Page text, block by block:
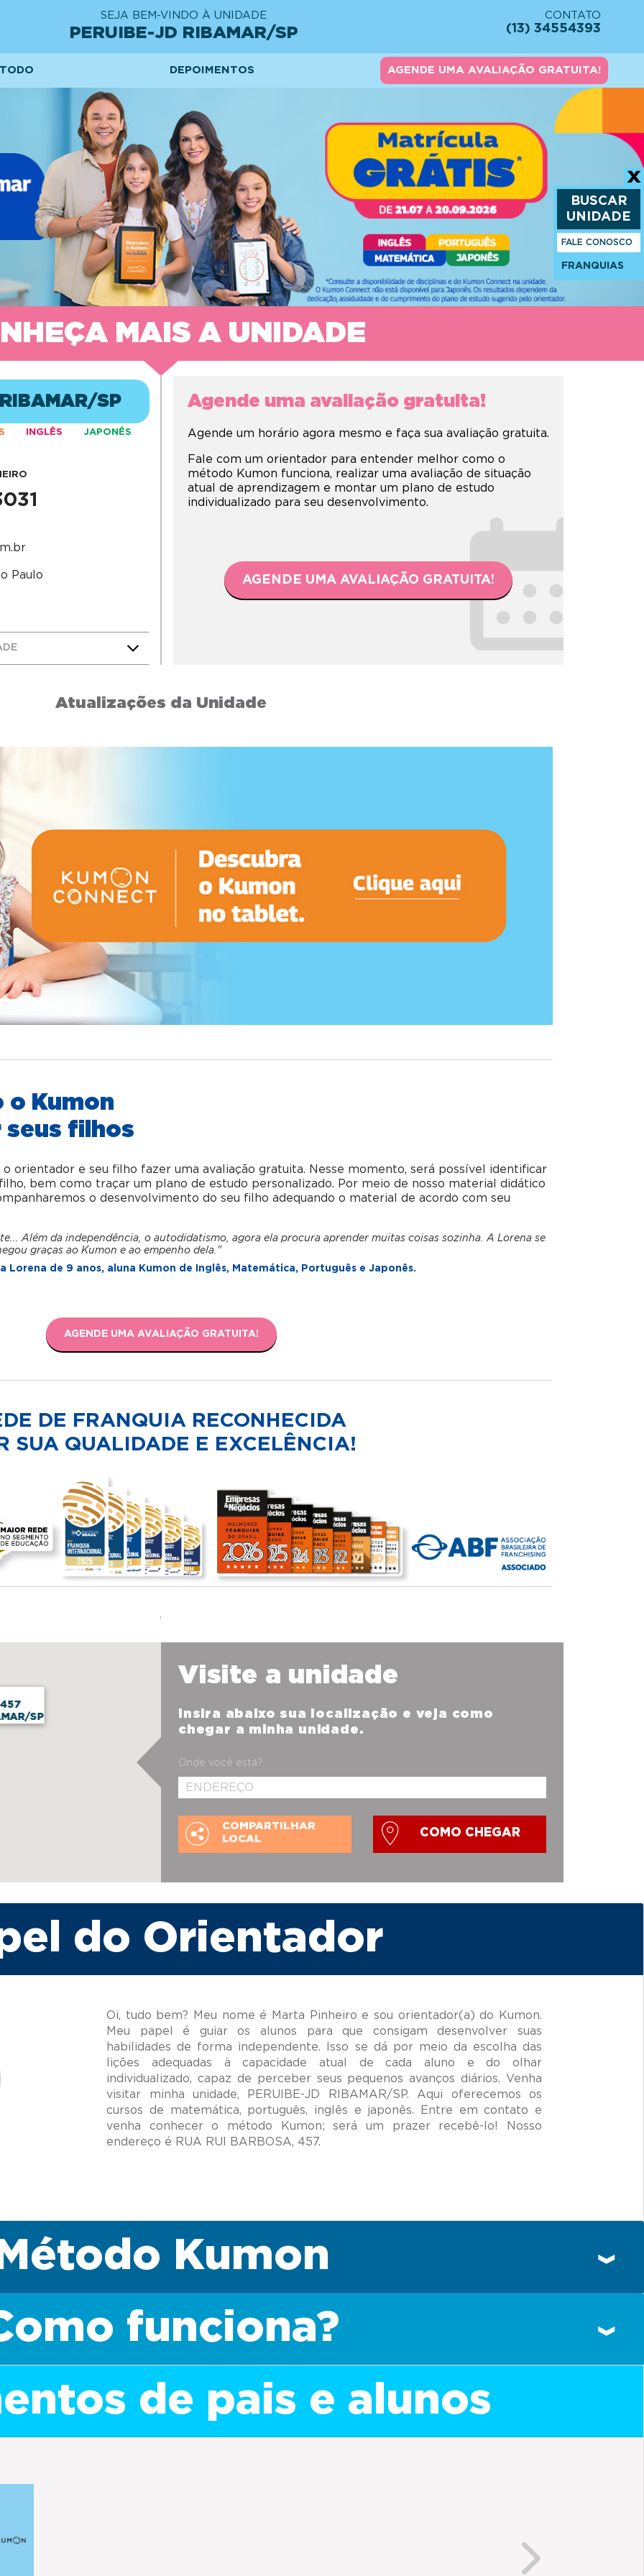
SEJA BEM-VINDO À UNIDADE
PERUIBE-JD RIBAMAR/SP
CONTATO
(13) 34554393
DEPOIMENTOS AGENDE UMA AVALIAÇÃO GRATUITA!
MAIS A UNIDADE
SP
INGLÊS JAPONÊS
Paulo
Agende uma avaliação gratuita!
Agende um horário agora mesmo e faça sua avaliação gratuita.
Fale com um orientador para entender melhor como o
método Kumon funciona, realizar uma avaliação de situação
atual de aprendizagem e montar um plano de estudo
individualizado para seu desenvolvimento.
AGENDE UMA AVALIAÇÃO GRATUITA!
Atualizações da Unidade
o Kumon
filhos
orientador e seu filho fazer uma avaliação gratuita. Nesse momento, será possível identificar
bem como traçar um plano de estudo personalizado. Por meio de nosso material didático
o desenvolvimento do seu filho adequando o material de acordo com seu
Além da independência, o autodidatismo, agora ela procura aprender muitas coisas sozinha. A Lorena se
graças ao Kumon e ao empenho dela."
Lorena de 9 anos, aluna Kumon de Inglês, Matemática, Português e Japonês.
AGENDE UMA AVALIAÇÃO GRATUITA!
DE FRANQUIA RECONHECIDA
SUA QUALIDADE E EXCELÊNCIA!
SP
Visite a unidade
Insira abaixo sua localização e veja como
chegar a minha unidade.
Onde você está?
COMPARTILHAR
LOCAL
COMO CHEGAR
do Orientador
Oi, tudo bem? Meu nome é Marta Pinheiro e sou orientador(a) do Kumon.
Meu papel é guiar os alunos para que consigam desenvolver suas
habilidades de forma independente. Isso se dá por meio da escolha das
lições adequadas à capacidade atual de cada aluno e do olhar
individualizado, capaz de perceber seus pequenos avanços diários. Venha
visitar minha unidade, PERUIBE-JD RIBAMAR/SP. Aqui oferecemos os
cursos de matemática, português, inglês e japonês. Entre em contato e
venha conhecer o método Kumon; será um prazer recebê-lo! Nosso
Kumon
funciona?
de pais e alunos
Next
BUSCAR
UNIDADE
FALE CONOSCO
FRANQUIAS